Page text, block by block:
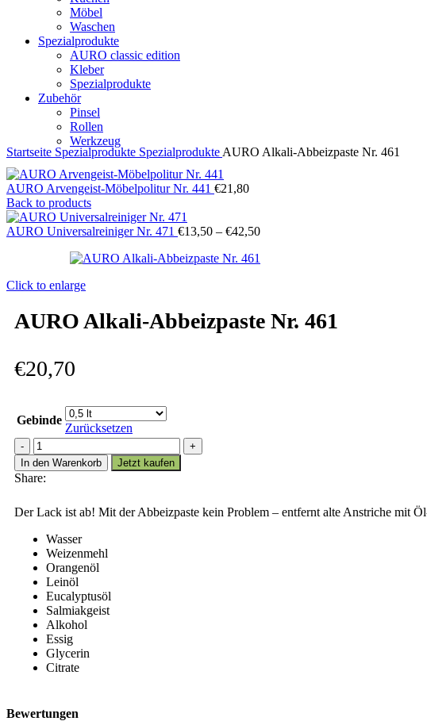
Möbel
Waschen
Spezialprodukte
AURO classic edition
Kleber
Spezialprodukte
Zubehör
Pinsel
Rollen
Werkzeug
Startseite Spezialprodukte Spezialprodukte AURO Alkali-Abbeizpaste Nr. 461
AURO Arvengeist-Möbelpolitur Nr. 441 €21,80
Back to products
AURO Universalreiniger Nr. 471 €13,50 – €42,50
Click to enlarge
AURO Alkali-Abbeizpaste Nr. 461
€20,70
Gebinde
Zurücksetzen
AURO
Alkali-
Abbeizpaste
Nr.
Menge
In den Warenkorb Jetzt kaufen
Share:
Der Lack ist ab! Mit der Abbeizpaste kein Problem – entfernt alte Anstriche mit
Wasser
Weizenmehl
Orangenöl
Leinöl
Eucalyptusöl
Salmiakgeist
Alkohol
Essig
Glycerin
Citrate
Bewertungen